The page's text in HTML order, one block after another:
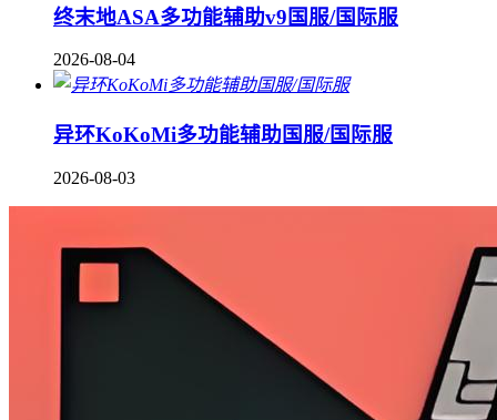
终末地ASA多功能辅助v9国服/国际服
2026-08-04
异环KoKoMi多功能辅助国服/国际服
2026-08-03